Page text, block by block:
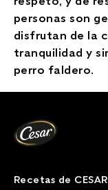
personas son
disfrutan de la
tranquilidad y
perro faldero.
Recetas de